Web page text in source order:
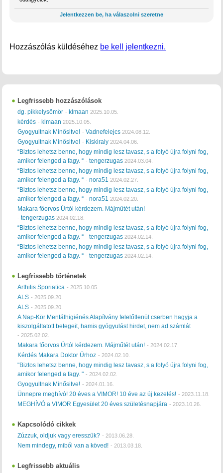
Jelentkezzen be, ha válaszolni szeretne
Hozzászólás küldéséhez be kell jelentkezni.
Legfrissebb hozzászólások
dg. pikkelysömör - klmaan 2025.10.05.
kérdés - klmaan 2025.10.05.
Gyogyultnak Minősitve! -Vadnefelejcs 2024.08.12.
Gyogyultnak Minősitve! - Kiskiraly 2024.04.06.
“Biztos lehetsz benne, hogy mindig lesz tavasz, s a folyó újra folyni fog,
amikor felenged a fagy. “ -tengerzugas 2024.03.04.
“Biztos lehetsz benne, hogy mindig lesz tavasz, s a folyó újra folyni fog,
amikor felenged a fagy. “ -nora51 2024.02.27.
“Biztos lehetsz benne, hogy mindig lesz tavasz, s a folyó újra folyni fog,
amikor felenged a fagy. “ -nora51 2024.02.20.
Makara főorvos Úrtól kérdezem. Májműtét után!
-tengerzugas 2024.02.18.
“Biztos lehetsz benne, hogy mindig lesz tavasz, s a folyó újra folyni fog,
amikor felenged a fagy. “ -tengerzugas 2024.02.14.
“Biztos lehetsz benne, hogy mindig lesz tavasz, s a folyó újra folyni fog,
amikor felenged a fagy. “ -tengerzugas 2024.02.14.
Legfrissebb történetek
Arthitis Sporiatica - 2025.10.05.
ALS - 2025.09.20.
ALS - 2025.09.20.
A Nap-Kör Mentálhigiénés Alapítvány felelőtlenül cserben hagyja a
kiszolgáltatott betegeit, hamis gyógyulást hirdet, nem ad számlát
- 2025.02.02.
Makara főorvos Úrtól kérdezem. Májműtét után! - 2024.02.17.
Kérdés Makara Doktor Úrhoz - 2024.02.10.
"Biztos lehetsz benne, hogy mindig lesz tavasz, s a folyó újra folyni fog,
amikor felenged a fagy. " - 2024.02.02.
Gyogyultnak Minősitve! - 2024.01.16.
Ünnepre meghívó! 20 éves a VIMOR! 10 éve az új kezelés! - 2023.11.18.
MEGHÍVÓ a VIMOR Egyesület 20 éves születésnapjára - 2023.10.26.
Kapcsolódó cikkek
Zúzzuk, oldjuk vagy eresszük? - 2013.06.28.
Nem mindegy, miből van a köved! - 2013.03.18.
Legfrissebb aktuális